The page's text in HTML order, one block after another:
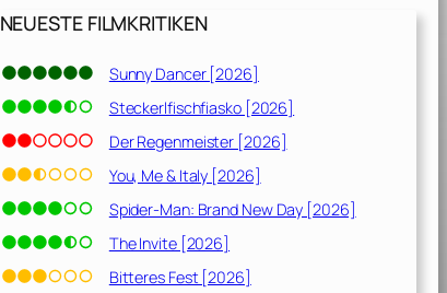
NEUESTE FILMKRITIKEN
Sunny Dancer [2026]
Steckerlfischfiasko [2026]
Der Regenmeister [2026]
You, Me & Italy [2026]
Spider-Man: Brand New Day [2026]
The Invite [2026]
Bitteres Fest [2026]